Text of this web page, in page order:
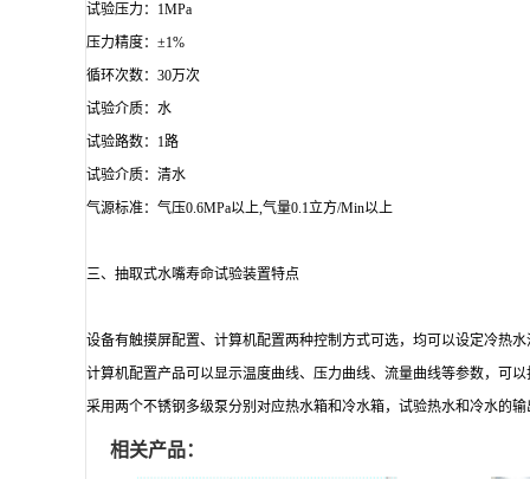
试验压力：1MPa
压力精度：±1%
循环次数：30万次
试验介质：水
试验路数：1路
试验介质：清水
气源标准：气压0.6MPa以上,气量0.1立方/Min以上
三、 抽取式水嘴寿命试验装置特点
设备有触摸屏配置、计算机配置两种控制方式可选，均可以设定冷热
计算机配置产品可以显示温度曲线、压力曲线、流量曲线等参数，可
采用两个不锈钢多级泵分别对应热水箱和冷水箱，试验热水和冷水的输
相关产品：